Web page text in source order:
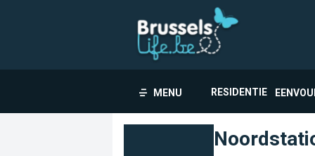
MENU RESIDENTIE